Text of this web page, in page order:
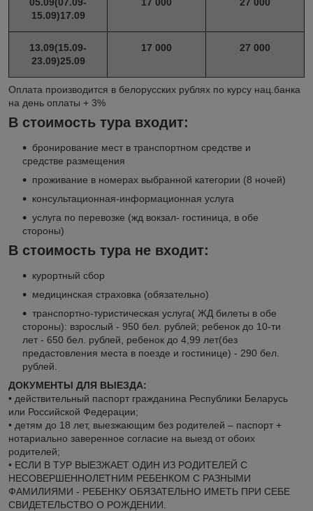
05.09(07.09-
15.09)17.09
17 000 27 000
13.09(15.09-
23.09)25.09
17 000 27 000
Оплата производится в белорусских рублях по курсу нац.банка
на день оплаты + 3%
В стоимость тура входит:
бронирование мест в транспортном средстве и
средстве размещения
проживание в номерах выбранной категории (8 ночей)
консультационная-информационная услуга
услуга по перевозке (жд вокзал- гостиница, в обе
стороны)
В стоимость тура не входит:
курортный сбор
медицинская страховка (обязательно)
транспортно-туристическая услуга( ЖД билеты в обе
стороны): взрослый - 950 бел. рублей; ребенок до 10-ти
лет - 650 бел. рублей, ребенок до 4,99 лет(без
предастовления места в поезде и гостинице) - 290 бел.
рублей.
ДОКУМЕНТЫ ДЛЯ ВЫЕЗДА:
• действительный паспорт гражданина Республики Беларусь
или Российской Федерации;
• детям до 18 лет, выезжающим без родителей – паспорт +
нотариально заверенное согласие на выезд от обоих
родителей;
• ЕСЛИ В ТУР ВЫЕЗЖАЕТ ОДИН ИЗ РОДИТЕЛЕЙ С
НЕСОВЕРШЕННОЛЕТНИМ РЕБЕНКОМ С РАЗНЫМИ
ФАМИЛИЯМИ - РЕБЕНКУ ОБЯЗАТЕЛЬНО ИМЕТЬ ПРИ СЕБЕ
СВИДЕТЕЛЬСТВО О РОЖДЕНИИ.